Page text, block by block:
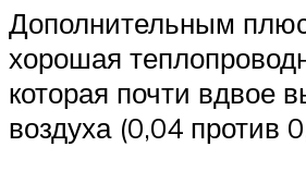
Дополнительным
хорошая
которая почти вдвое
воздуха (0,04 против